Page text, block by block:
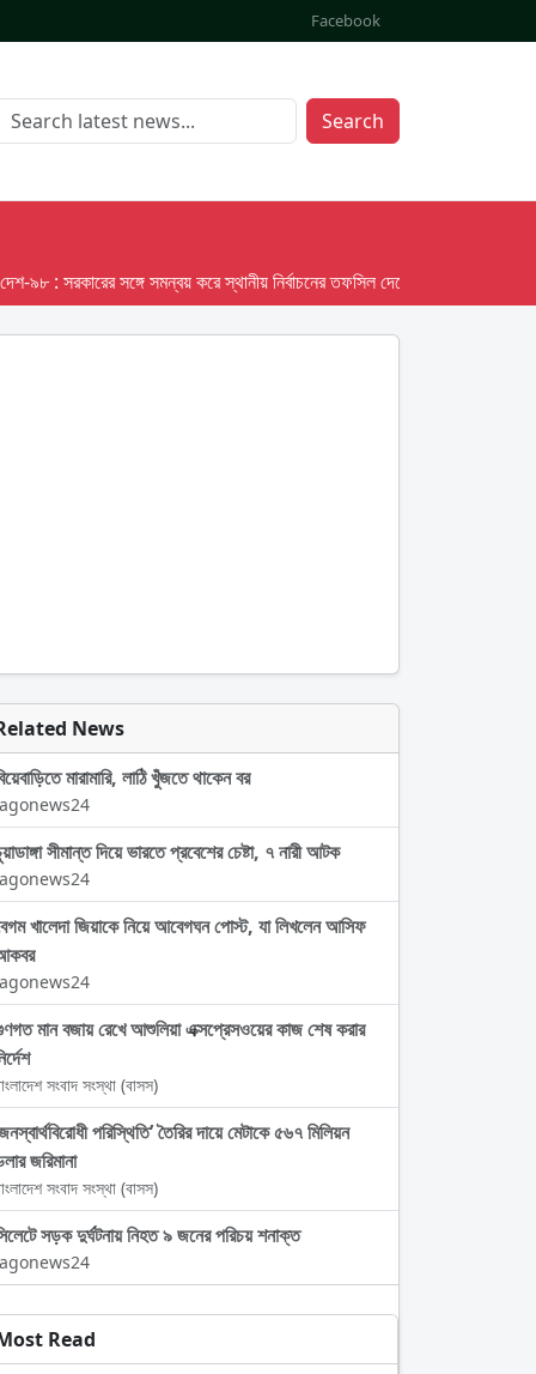
Facebook
Search
: সরকারের সঙ্গে সমন্বয় করে স্থানীয় নির্বাচনের তফসিল দেবে ইসি; অক্টোবর লক্ষ্য ধরে
News
মারামারি, লাঠি খুঁজতে থাকেন বর
সীমান্ত দিয়ে ভারতে প্রবেশের চেষ্টা, ৭ নারী আটক
খালেদা জিয়াকে নিয়ে আবেগঘন পোস্ট, যা লিখলেন আসিফ
মান বজায় রেখে আশুলিয়া এক্সপ্রেসওয়ের কাজ শেষ করার
সংবাদ সংস্থা (বাসস)
পরিস্থিতি’ তৈরির দায়ে মেটাকে ৫৬৭ মিলিয়ন
জরিমানা
সংবাদ সংস্থা (বাসস)
সড়ক দুর্ঘটনায় নিহত ৯ জনের পরিচয় শনাক্ত
Read